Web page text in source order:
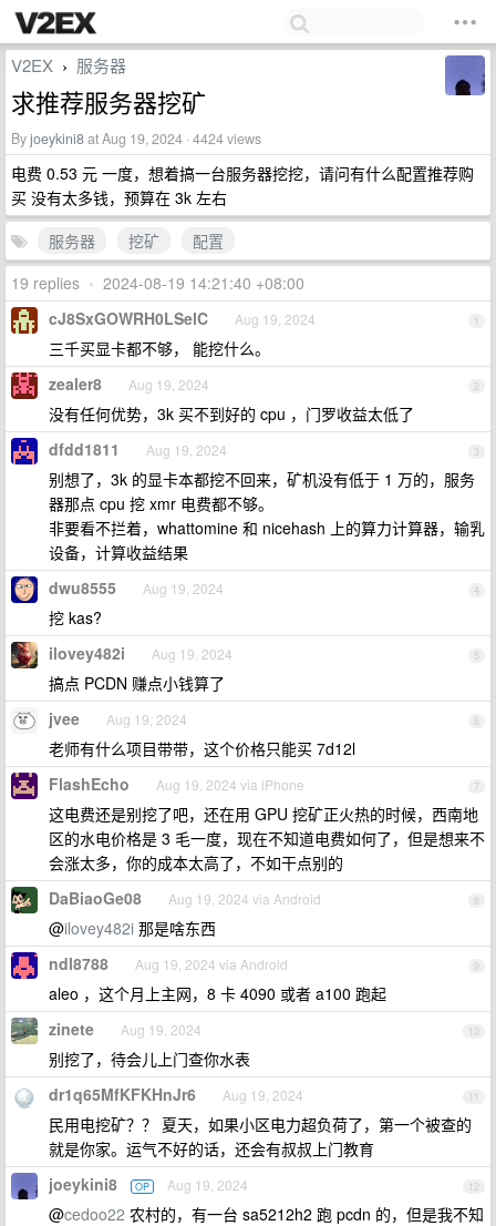
V2EX › 服务器
求推荐服务器挖矿
Byjoeykini8at Aug 19, 2024 · 4424 views
电费 0.53 元 一度，想着搞一台服务器挖挖，请问有什么配置推荐购
买 没有太多钱，预算在 3k 左右
服务器
挖矿
配置
19 replies • 2024-08-19 14:21:40 +08:00
1
cJ8SxGOWRH0LSelC Aug 19, 2024
三千买显卡都不够， 能挖什么。
2
zealer8 Aug 19, 2024
没有任何优势，3k 买不到好的 cpu ，门罗收益太低了
3
dfdd1811 Aug 19, 2024
别想了，3k 的显卡本都挖不回来，矿机没有低于 1 万的，服务
器那点 cpu 挖 xmr 电费都不够。
非要看不拦着，whattomine 和 nicehash 上的算力计算器，输乳
设备，计算收益结果
4
dwu8555 Aug 19, 2024
挖 kas?
5
ilovey482i Aug 19, 2024
搞点 PCDN 赚点小钱算了
6
jvee Aug 19, 2024
老师有什么项目带带，这个价格只能买 7d12l
7
FlashEcho Aug 19, 2024 via iPhone
这电费还是别挖了吧，还在用 GPU 挖矿正火热的时候，西南地
区的水电价格是 3 毛一度，现在不知道电费如何了，但是想来不
会涨太多，你的成本太高了，不如干点别的
8
DaBiaoGe08 Aug 19, 2024 via Android
@ilovey482i 那是啥东西
9
ndl8788 Aug 19, 2024 via Android
aleo ，这个月上主网，8 卡 4090 或者 a100 跑起
10
zinete Aug 19, 2024
别挖了，待会儿上门查你水表
11
dr1q65MfKFKHnJr6 Aug 19, 2024
民用电挖矿？？ 夏天，如果小区电力超负荷了，第一个被查的
就是你家。运气不好的话，还会有叔叔上门教育
12
joeykini8 OP Aug 19, 2024
@cedoo22 农村的，有一台 sa5212h2 跑 pcdn 的，但是我不知